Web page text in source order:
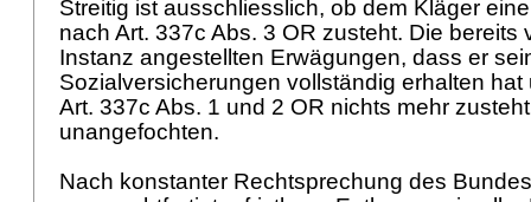
Streitig ist ausschliesslich, ob dem Kläger
nach Art. 337c Abs. 3 OR zusteht. Die bereits
Instanz angestellten Erwägungen, dass er
Sozialversicherungen vollständig erhalten
Art. 337c Abs. 1 und 2 OR nichts mehr
unangefochten.
Nach konstanter Rechtsprechung des